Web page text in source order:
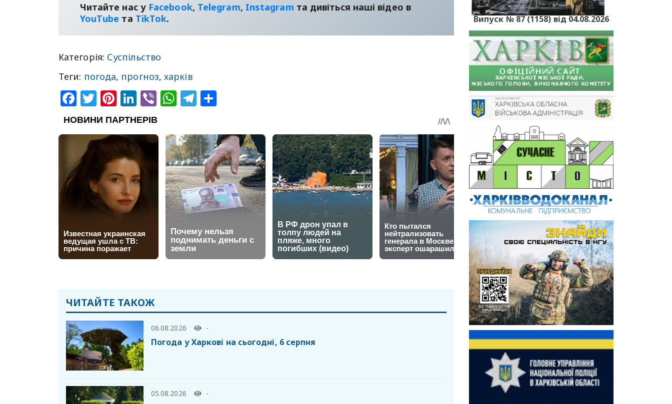
Читайте нас у Facebook, Telegram, Instagram та дивіться наші відео в
YouТube та TikTok.
Категорія: Суспільство
Теги: погода, прогноз,харків
Facebook
Twitter
Pinterest
LinkedIn
ViberWhatsApp
Telegram
ЧИТАЙТЕ ТАКОЖ
06.08.2026 -
Погода у Харкові на сьогодні, 6 серпня
05.08.2026 -
Випуск № 87 (1158) від 04.08.2026